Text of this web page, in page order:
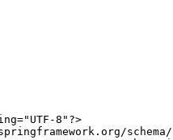
8"?>
schema/